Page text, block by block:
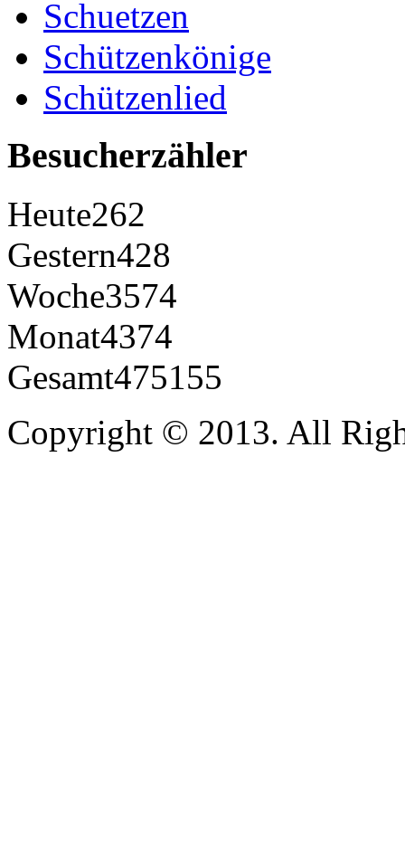
Schuetzen
Schützenkönige
Schützenlied
Besucherzähler
Heute262
Gestern428
Woche3574
Monat4374
Gesamt475155
Copyright © 2013. All